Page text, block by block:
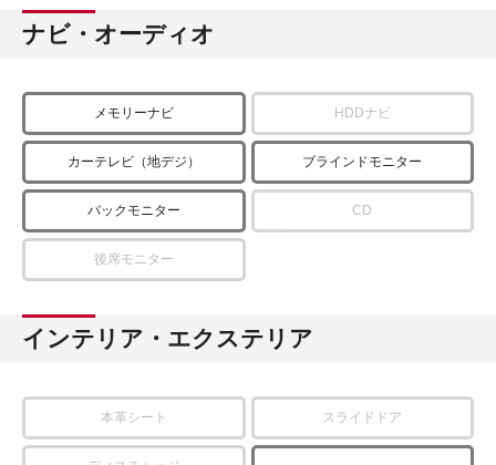
ナビ・オーディオ
メモリーナビ HDDナビ
カーテレビ（地デジ） ブラインドモニター
バックモニター CD
後席モニター
インテリア・エクステリア
本革シート スライドドア